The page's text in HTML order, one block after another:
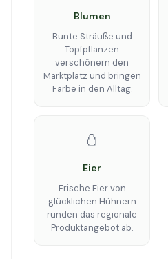
Blumen
Bunte Sträuße und
Topfpflanzen
verschönern den
Marktplatz und bringen
Farbe in den Alltag.
🥚
Eier
Frische Eier von
glücklichen Hühnern
runden das regionale
Produktangebot ab.